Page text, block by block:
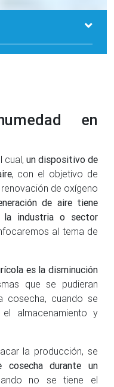
en
cual, un dispositivo de
, con el objetivo de
de oxígeno
de aire tiene
la industria o sector
al tema de
es la disminución
que se pudieran
cosecha, cuando se
almacenamiento y
la producción, se
cosecha durante un
no se tiene el